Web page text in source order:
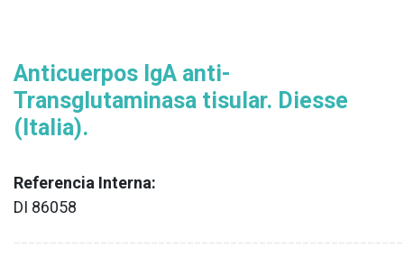
Anticuerpos IgA anti-
Transglutaminasa tisular. Diesse
(Italia).
Referencia Interna:
DI 86058